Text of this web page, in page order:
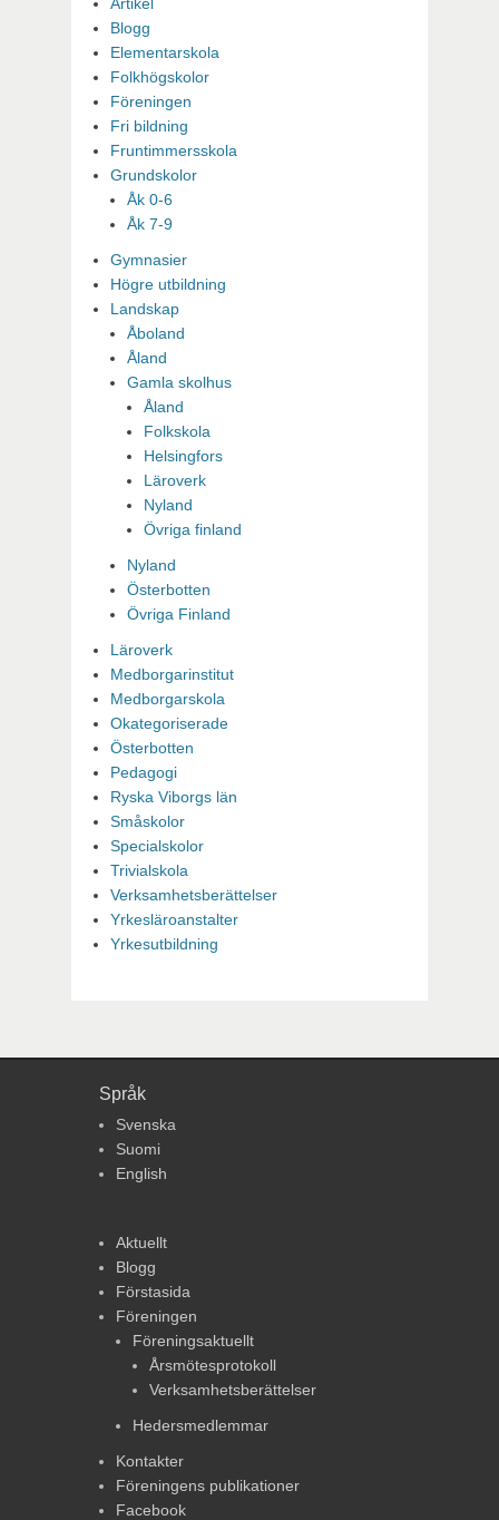
Blogg
Elementarskola
Folkhögskolor
Föreningen
Fri bildning
Fruntimmersskola
Grundskolor
Åk 0-6
Åk 7-9
Gymnasier
Högre utbildning
Landskap
Åboland
Åland
Gamla skolhus
Åland
Folkskola
Helsingfors
Läroverk
Nyland
Övriga finland
Nyland
Österbotten
Övriga Finland
Läroverk
Medborgarinstitut
Medborgarskola
Okategoriserade
Österbotten
Pedagogi
Ryska Viborgs län
Småskolor
Specialskolor
Trivialskola
Verksamhetsberättelser
Yrkesläroanstalter
Yrkesutbildning
Språk
Svenska
Suomi
English
Aktuellt
Blogg
Förstasida
Föreningen
Föreningsaktuellt
Årsmötesprotokoll
Verksamhetsberättelser
Hedersmedlemmar
Kontakter
Föreningens publikationer
Facebook